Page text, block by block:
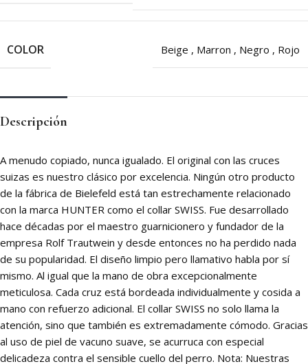
COLOR Beige , Marron , Negro , Rojo
Descripción
A menudo copiado, nunca igualado. El original con las cruces
suizas es nuestro clásico por excelencia. Ningún otro producto
de la fábrica de Bielefeld está tan estrechamente relacionado
con la marca HUNTER como el collar SWISS. Fue desarrollado
hace décadas por el maestro guarnicionero y fundador de la
empresa Rolf Trautwein y desde entonces no ha perdido nada
de su popularidad. El diseño limpio pero llamativo habla por sí
mismo. Al igual que la mano de obra excepcionalmente
meticulosa. Cada cruz está bordeada individualmente y cosida a
mano con refuerzo adicional. El collar SWISS no solo llama la
atención, sino que también es extremadamente cómodo. Gracias
al uso de piel de vacuno suave, se acurruca con especial
delicadeza contra el sensible cuello del perro. Nota: Nuestras